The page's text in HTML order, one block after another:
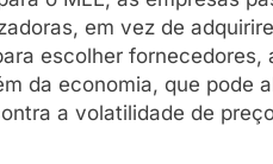
em vez de
escolher
da economia, que pode
a volatilidade de